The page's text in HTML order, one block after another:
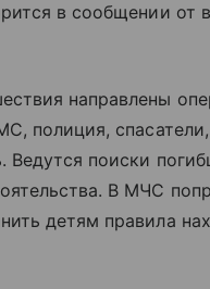
в сообщении от
направлены
полиция,
Ведутся поиски
В МЧС
детям правила